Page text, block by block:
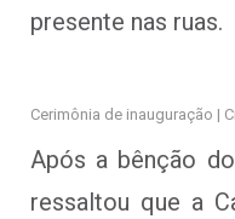
presente nas ruas.
Cerimônia de inauguração |
Após a bênção
ressaltou que a